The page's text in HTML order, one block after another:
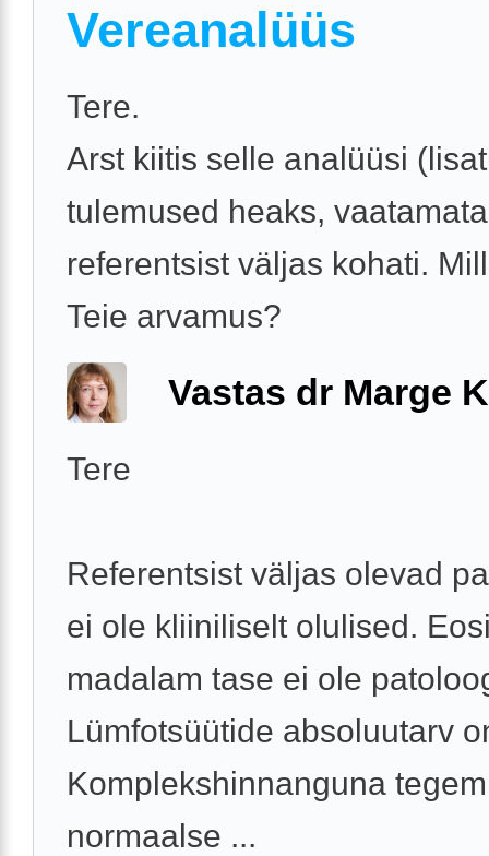
Vereanalüüs
Tere.
Arst kiitis selle analüüsi
tulemused heaks,
referentsist väljas kohati.
Teie arvamus?
Vastas dr Marge
Tere
Referentsist väljas olevad
ei ole kliiniliselt olulised.
madalam tase ei ole
Lümfotsüütide absoluutarv
Komplekshinnanguna
normaalse ...